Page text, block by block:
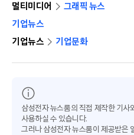
멀티미디어
그래픽 뉴스
기업뉴스
기업뉴스
기업문화
삼성전자 뉴스룸의 직접 제작한 기사
사용하실 수 있습니다.
그러나 삼성전자 뉴스룸이 제공받은